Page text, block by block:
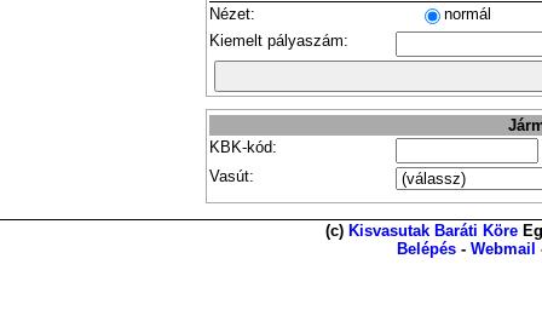
Nézet:
normál
Kiemelt pályaszám:
KBK-kód:
Vasút:
(c) Kisvasutak Baráti Köre
Belépés - Webmail